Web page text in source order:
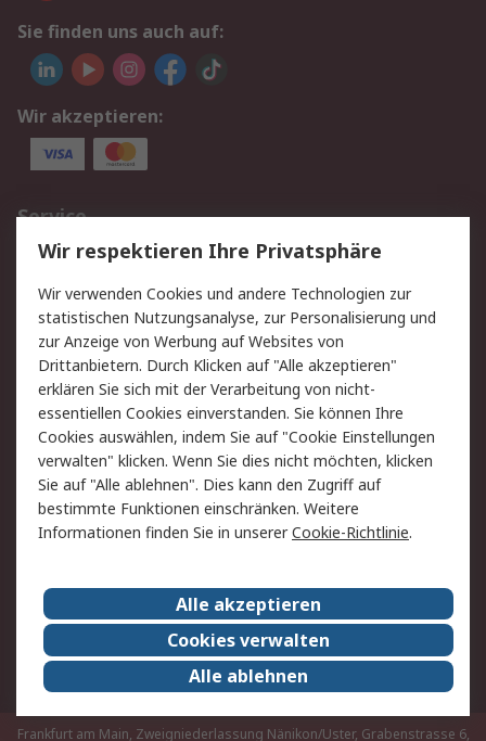
Sie finden uns auch auf:
Wir akzeptieren:
Service
Value Added Services
Lieferlösungen
Rücksendungen
Kontakt
Hilfe
Rechtliches
AGB
Datenschutz
Cookie-Richtlinie
Zahlungsbedingungen
Copyright/Impressum
Über RS
Karriere bei RS
Nachhaltigkeit
Qualität/Umwelt/ZertifikatePresse-Center
Event-Center
Frankfurt am Main, Zweigniederlassung Nänikon/Uster, Grabenstrasse 6,
Wir respektieren Ihre Privatsphäre
Wir verwenden Cookies und andere Technologien zur
statistischen Nutzungsanalyse, zur Personalisierung und
zur Anzeige von Werbung auf Websites von
Drittanbietern. Durch Klicken auf "Alle akzeptieren"
erklären Sie sich mit der Verarbeitung von nicht-
essentiellen Cookies einverstanden. Sie können Ihre
Cookies auswählen, indem Sie auf "Cookie Einstellungen
verwalten" klicken. Wenn Sie dies nicht möchten, klicken
Sie auf "Alle ablehnen". Dies kann den Zugriff auf
bestimmte Funktionen einschränken. Weitere
Informationen finden Sie in unsererCookie-Richtlinie.
Alle akzeptieren
Cookies verwalten
Alle ablehnen